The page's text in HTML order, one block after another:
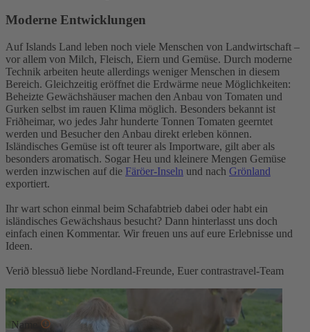
Moderne Entwicklungen
Auf Islands Land leben noch viele Menschen von Landwirtschaft –
vor allem von Milch, Fleisch, Eiern und Gemüse. Durch moderne
Technik arbeiten heute allerdings weniger Menschen in diesem
Bereich. Gleichzeitig eröffnet die Erdwärme neue Möglichkeiten:
Beheizte Gewächshäuser machen den Anbau von Tomaten und
Gurken selbst im rauen Klima möglich. Besonders bekannt ist
Friðheimar, wo jedes Jahr hunderte Tonnen Tomaten geerntet
werden und Besucher den Anbau direkt erleben können.
Isländisches Gemüse ist oft teurer als Importware, gilt aber als
besonders aromatisch. Sogar Heu und kleinere Mengen Gemüse
werden inzwischen auf die Färöer-Inseln und nach Grönland
exportiert.
Ihr wart schon einmal beim Schafabtrieb dabei oder habt ein
isländisches Gewächshaus besucht? Dann hinterlasst uns doch
einfach einen Kommentar. Wir freuen uns auf eure Erlebnisse und
Ideen.
Verið blessuð liebe Nordland-Freunde, Euer contrastravel-Team
Kommentar schreiben
Name